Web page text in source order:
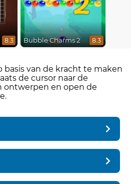
8.3 Bubble Charms 2 8.3
basis van de kracht te maken
de cursor naar de
ontwerpen en open de